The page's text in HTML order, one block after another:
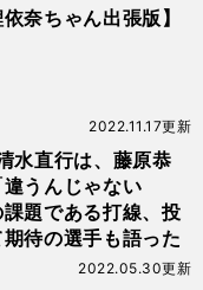
依奈ちゃん出張版】
水直行は、藤原恭
うんじゃない
題である打線、投
待の選手も語った
2022.11.17更新
2022.05.30更新